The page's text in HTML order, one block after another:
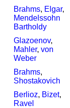
Brahms, Elgar,
Mendelssohn
Bartholdy
Glazoenov,
Mahler, von
Weber
Brahms,
Shostakovich
Berlioz, Bizet,
Ravel